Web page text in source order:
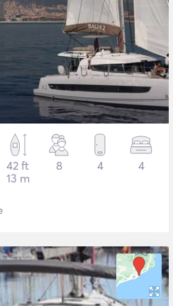
42 ft
13 m
8 4 4